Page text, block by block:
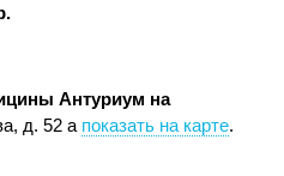
Антуриум на
д. 52 а показать на карте.